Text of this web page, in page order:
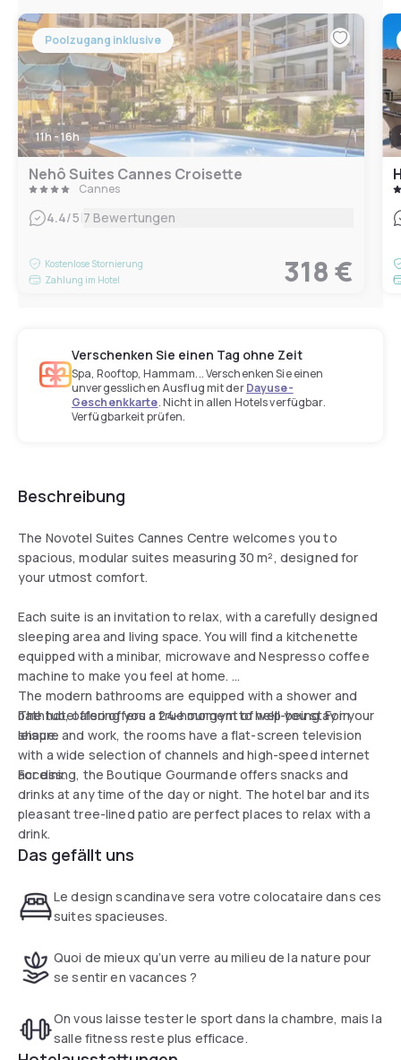
Poolzugang inklusive
11h - 16h
Nehô Suites Cannes Croisette
Cannes
4.4/5 7 Bewertungen
Kostenlose Stornierung
Zahlung im Hotel
318 €
Verschenken Sie einen Tag ohne Zeit
Spa, Rooftop, Hammam... Verschenken Sie einen
unvergesslichen Ausflug mit derDayuse-
Geschenkkarte. Nicht in allen Hotels verfügbar.
Verfügbarkeit prüfen.
Beschreibung
The Novotel Suites Cannes Centre welcomes you to
spacious, modular suites measuring 30 m², designed for
your utmost comfort.
Each suite is an invitation to relax, with a carefully designed
sleeping area and living space. You will find a kitchenette
equipped with a minibar, microwave and Nespresso coffee
machine to make you feel at home.
The modern bathrooms are equipped with a shower and
bathtub, offering you a true moment of well-being. For your
leisure and work, the rooms have a flat-screen television
with a wide selection of channels and high-speed internet
access.
The hotel also offers a 24-hour gym to help you stay in
shape.
For dining, the Boutique Gourmande offers snacks and
drinks at any time of the day or night. The hotel bar and its
pleasant tree-lined patio are perfect places to relax with a
drink.
Das gefällt uns
Le design scandinave sera votre colocataire dans ces
suites spacieuses.
Quoi de mieux qu’un verre au milieu de la nature pour
se sentir en vacances ?
On vous laisse tester le sport dans la chambre, mais la
salle fitness reste plus efficace.